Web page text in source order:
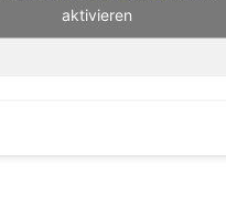
aktivieren